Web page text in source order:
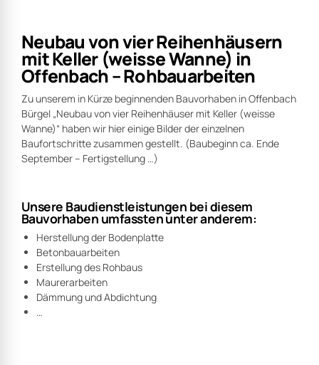
Neubau von vier Reihenhäusern
mit Keller (weisse Wanne) in
Offenbach – Rohbauarbeiten
Zu unserem in Kürze beginnenden Bauvorhaben in Offenbach
Bürgel „Neubau von vier Reihenhäuser mit Keller (weisse
Wanne)“ haben wir hier einige Bilder der einzelnen
Baufortschritte zusammen gestellt. (Baubeginn ca. Ende
September – Fertigstellung …)
Unsere Baudienstleistungen bei diesem
Bauvorhaben umfassten unter anderem:
Herstellung der Bodenplatte
Betonbauarbeiten
Erstellung des Rohbaus
Maurerarbeiten
Dämmung und Abdichtung
…